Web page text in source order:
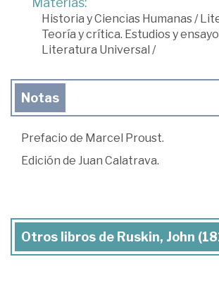
Historia y Ciencias Humanas/
Teoría y crítica. Estudios y
Literatura Universal /
Notas
Prefacio de Marcel Proust.
Edición de Juan Calatrava.
Otros libros de Ruskin, John